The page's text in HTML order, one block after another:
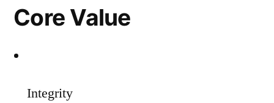
Core Value
Integrity